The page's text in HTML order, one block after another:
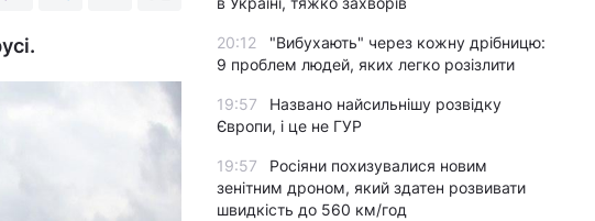
20:12
"Вибухають" через кожну дрібницю:
9 проблем людей, яких легко розізлити
19:57
Названо найсильнішу розвідку
Європи, і це не ГУР
19:57
Росіяни похизувалися новим
зенітним дроном, який здатен розвивати
швидкість до 560 км/год